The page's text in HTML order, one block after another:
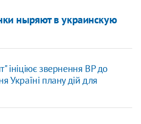
ныряют в украинскую
ініціює звернення ВР до
Україні плану дій для